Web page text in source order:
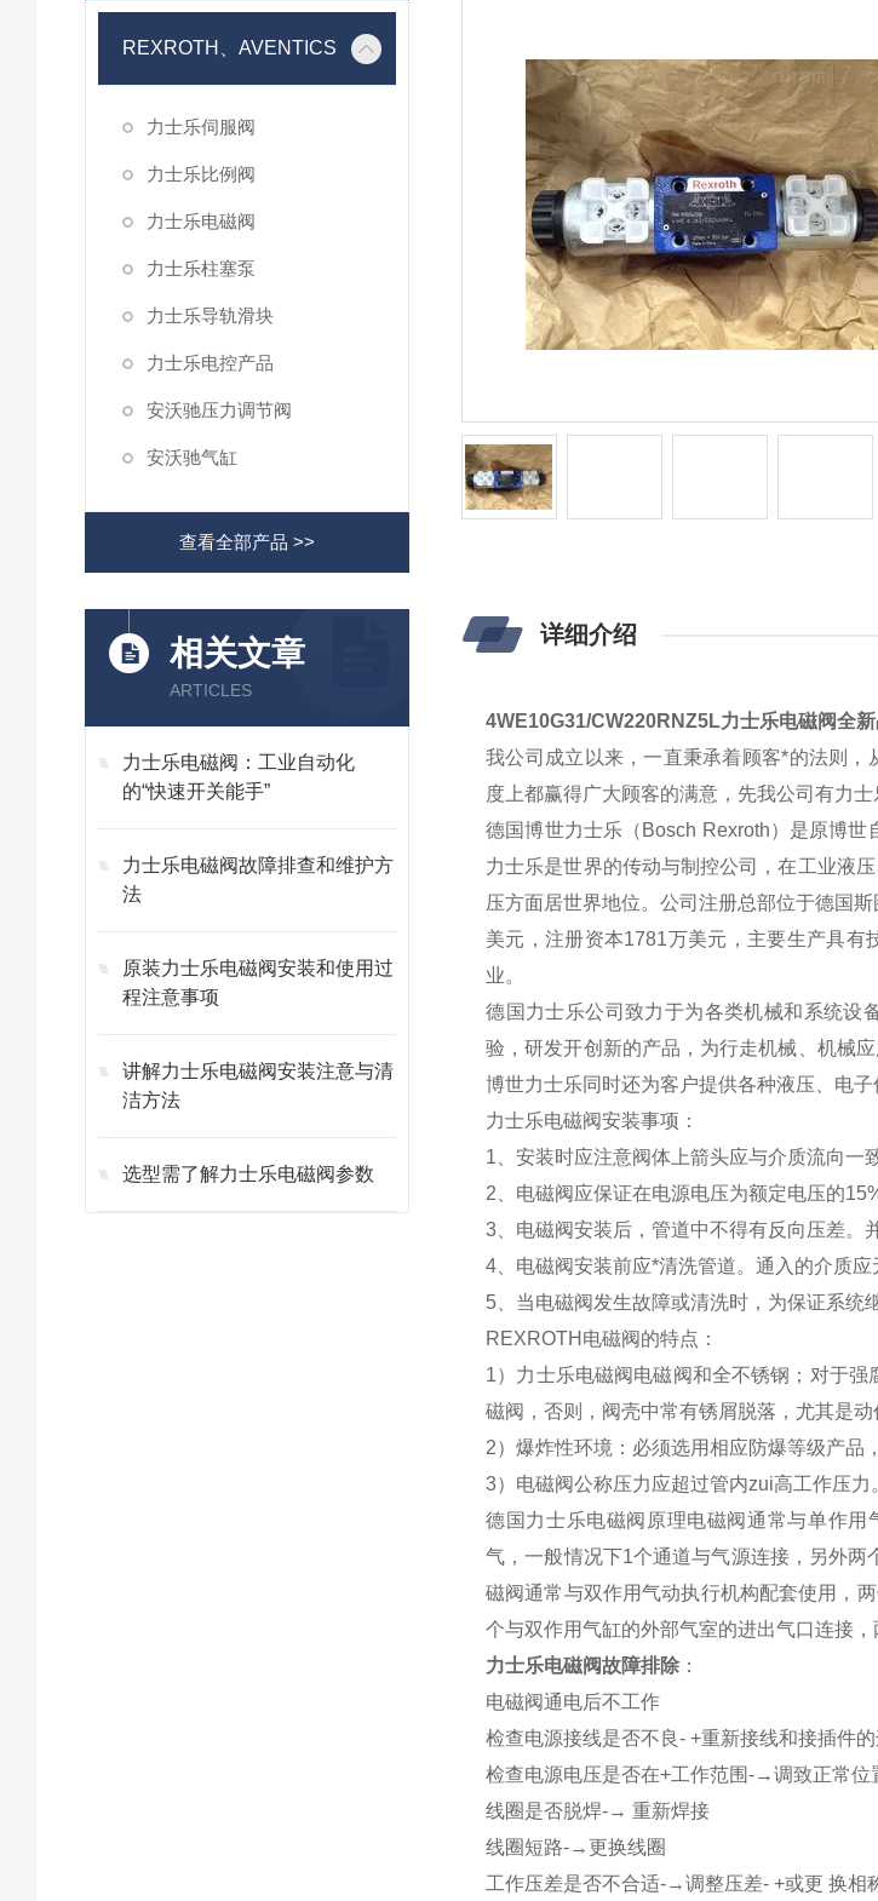
REXROTH、AVENTICS
力士乐伺服阀
力士乐比例阀
力士乐电磁阀
力士乐柱塞泵
力士乐导轨滑块
力士乐电控产品
安沃驰压力调节阀
安沃驰气缸
查看全部产品 >>
相关文章
ARTICLES
力士乐电磁阀：工业自动化
的“快速开关能手”
力士乐电磁阀故障排查和维护方
法
原装力士乐电磁阀安装和使用过
程注意事项
讲解力士乐电磁阀安装注意与清
洁方法
选型需了解力士乐电磁阀参数
详细介绍
4WE10G31/CW220RNZ5L力士乐电磁阀全
我公司成立以来，一直秉承着顾客*的法则
度上都赢得广大顾客的满意，先我公司有力
德国博世力士乐（Bosch Rexroth）是原博
力士乐是世界的传动与制控公司，在工业液
压方面居世界地位。公司注册总部位于德国
美元，注册资本1781万美元，主要生产具
业。
德国力士乐公司致力于为各类机械和系统设
验，研发开创新的产品，为行走机械、机械
博世力士乐同时还为客户提供各种液压、电
力士乐电磁阀安装事项：
1、安装时应注意阀体上箭头应与介质流向一
2、电磁阀应保证在电源电压为额定电压的
3、电磁阀安装后，管道中不得有反向压差。
4、电磁阀安装前应*清洗管道。通入的介质
5、当电磁阀发生故障或清洗时，为保证系统
REXROTH电磁阀的特点：
1）力士乐电磁阀电磁阀和全不锈钢；对于
磁阀，否则，阀壳中常有锈屑脱落，尤其是
2）爆炸性环境：必须选用相应防爆等级产品
3）电磁阀公称压力应超过管内zui高工作压力
德国力士乐电磁阀原理电磁阀通常与单作
气，一般情况下1个通道与气源连接，另外
磁阀通常与双作用气动执行机构配套使用，
个与双作用气缸的外部气室的进出气口连接
力士乐电磁阀故障排除 ：
电磁阀通电后不工作
检查电源接线是否不良- +重新接线和接插件
检查电源电压是否在+工作范围-→调致正常位
线圈是否脱焊-→ 重新焊接
线圈短路-→更换线圈
工作压差是否不合适-→调整压差- +或更 换相